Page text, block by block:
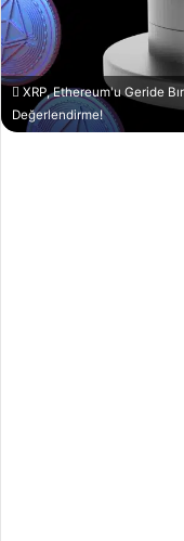
XRP, Ethereum'u Geride
Değerlendirme!